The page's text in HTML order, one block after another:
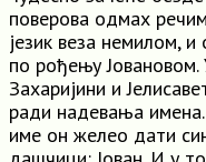
поверова одмах
језик веза немилом,
по рођењу
Захаријини и
ради надевања
име он желео дати